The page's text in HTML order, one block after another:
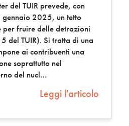
del TUIR prevede, con
2025, un tetto
per fruire delle detrazioni
del TUIR). Si tratta di una
ai contribuenti una
soprattutto nel
del nucl
Leggi l'articolo